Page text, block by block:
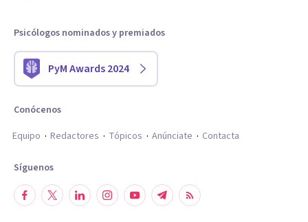
Psicólogos nominados y premiados
PyM Awards 2024
Conócenos
Equipo
Redactores Tópicos Anúnciate Contacta
Síguenos